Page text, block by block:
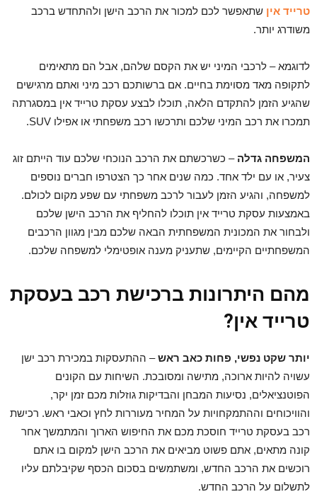
טרייד אין שתאפשר לכם למכור את הרכב הישן ולהתחדש ברכב
משודרג יותר.
לדוגמא – לרכבי המיני יש את הקסם שלהם, אבל הם מתאימים
לתקופה מאד מסוימת בחיים. אם ברשותכם רכב מיני ואתם מרגישים
שהגיע הזמן להתקדם הלאה, תוכלו לבצע עסקת טרייד אין במסגרתה
תמכרו את רכב המיני שלכם ותרכשו רכב משפחתי או אפילו SUV.
המשפחה גדלה – כשרכשתם את הרכב הנוכחי שלכם עוד הייתם זוג
צעיר, או עם ילד אחד. כמה שנים אחר כך הצטרפו חברים נוספים
למשפחה, והגיע הזמן לעבור לרכב משפחתי עם שפע מקום לכולם.
באמצעות עסקת טרייד אין תוכלו להחליף את הרכב הישן שלכם
ולבחור את המכונית המשפחתית הבאה שלכם מבין מגוון הרכבים
המשפחתיים הקיימים, שתעניק מענה אופטימלי למשפחה שלכם.
מהם היתרונות ברכישת רכב בעסקת
טרייד אין?
יותר שקט נפשי, פחות כאב ראש– ההתעסקות במכירת רכב ישן
עשויה להיות ארוכה, מתישה ומסובכת. השיחות עם הקונים
הפוטנציאלים, נסיעות המבחן והבדיקות גוזלות מכם זמן יקר,
והוויכוחים וההתמקחויות על המחיר מעוררות לחץ וכאבי ראש. רכישת
רכב בעסקת טרייד חוסכת מכם את החיפוש הארוך והמתמשך אחר
קונה מתאים, אתם פשוט מביאים את הרכב הישן למקום בו אתם
רוכשים את הרכב החדש, ומשתמשים בסכום הכסף שקיבלתם עליו
לתשלום על הרכב החדש.